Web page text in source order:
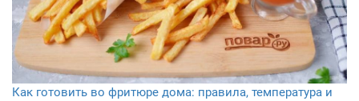
Как готовить во фритюре дома: правила, температура и